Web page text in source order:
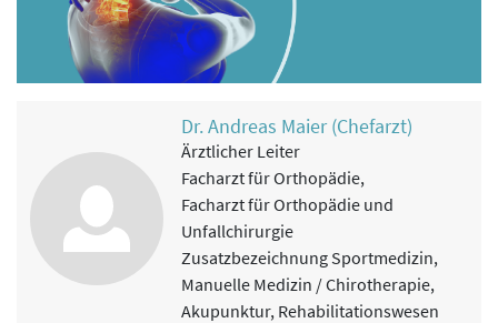
Dr. Andreas Maier (Chefarzt)
Ärztlicher Leiter
Facharzt für Orthopädie,
Facharzt für Orthopädie und
Unfallchirurgie
Zusatzbezeichnung Sportmedizin,
Manuelle Medizin / Chirotherapie,
Akupunktur, Rehabilitationswesen